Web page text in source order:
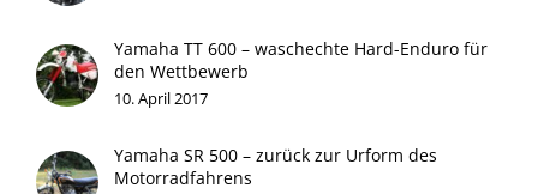
Yamaha TT 600 – waschechte Hard-Enduro für
den Wettbewerb
10. April 2017
Yamaha SR 500 – zurück zur Urform des
Motorradfahrens